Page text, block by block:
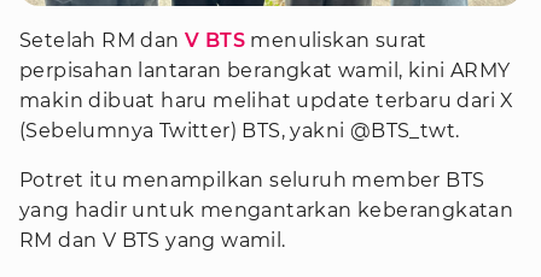
Setelah RM dan V BTS menuliskan surat
perpisahan lantaran berangkat wamil, kini ARMY
makin dibuat haru melihat update terbaru dari X
(Sebelumnya Twitter) BTS, yakni @BTS_twt.
Potret itu menampilkan seluruh member BTS
yang hadir untuk mengantarkan keberangkatan
RM dan V BTS yang wamil.